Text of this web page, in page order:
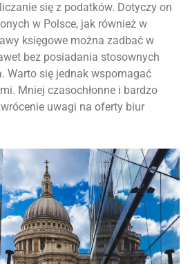
się z podatków. Dotyczy on
w Polsce, jak również w
księgowe można zadbać w
bez posiadania stosownych
Warto się jednak wspomagać
Mniej czasochłonne i bardzo
uwagi na oferty biur